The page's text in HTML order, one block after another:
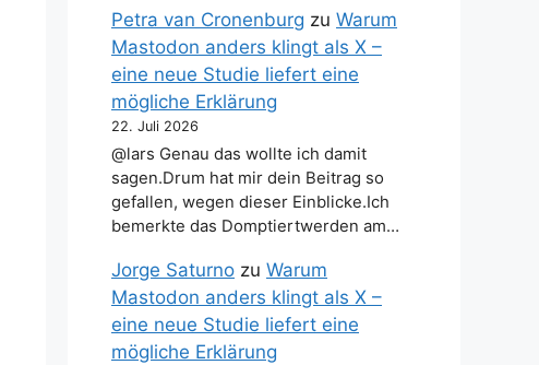
Petra van Cronenburg zu Warum
Mastodon anders klingt als X –
eine neue Studie liefert eine
mögliche Erklärung
22. Juli 2026
@lars Genau das wollte ich damit
sagen.Drum hat mir dein Beitrag so
gefallen, wegen dieser Einblicke.Ich
bemerkte das Domptiertwerden am…
Jorge Saturno zu Warum
Mastodon anders klingt als X –
eine neue Studie liefert eine
mögliche Erklärung